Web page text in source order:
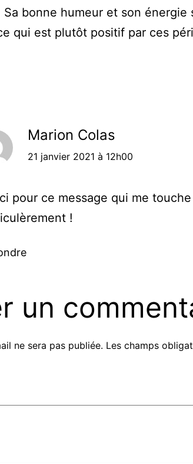
Sa bonne humeur et son énergie
qui est plutôt positif par ces
Marion Colas
21 janvier 2021 à 12h00
pour ce message qui me touche
!
un
ne sera pas publiée. Les champs